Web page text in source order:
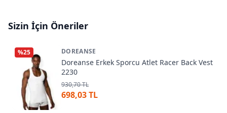
Sizin İçin Öneriler
%25 DOREANSE
Doreanse Erkek Sporcu Atlet Racer Back Vest
2230
930,70 TL
698,03 TL